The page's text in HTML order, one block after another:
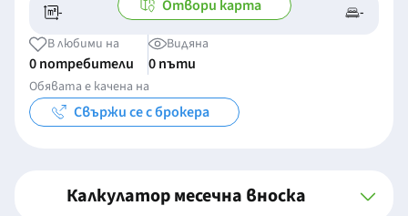
- -/- -
Отвори карта
В любими на
0 потребители
Видяна
0 пъти
Обявата е качена на
Свържи се с брокера
Калкулатор месечна вноска